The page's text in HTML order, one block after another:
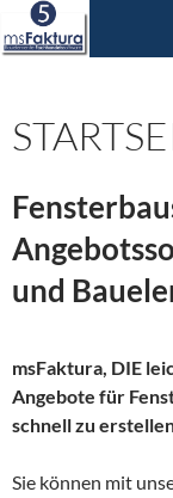
ZUM
und
msFaktura, DIE
Angebote für
schnell zu
Sie können mit